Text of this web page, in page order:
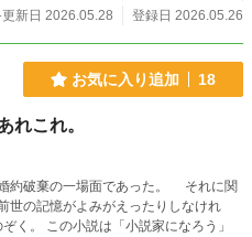
新日 2026.05.28
登録日 2026.05.26
お気に入り追加 18
れこれ。
棄の一場面であった。 それに関
世の記憶がよみがえったりしなけれ